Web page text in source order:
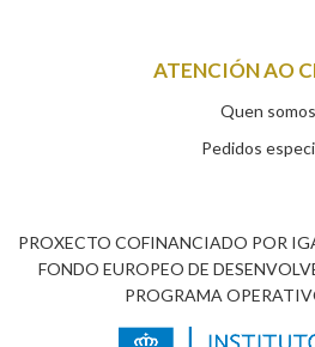
ATENCIÓN AO
Quen somos
Pedidos
PROXECTO COFINANCIADO POR
FONDO EUROPEO DE
PROGRAMA